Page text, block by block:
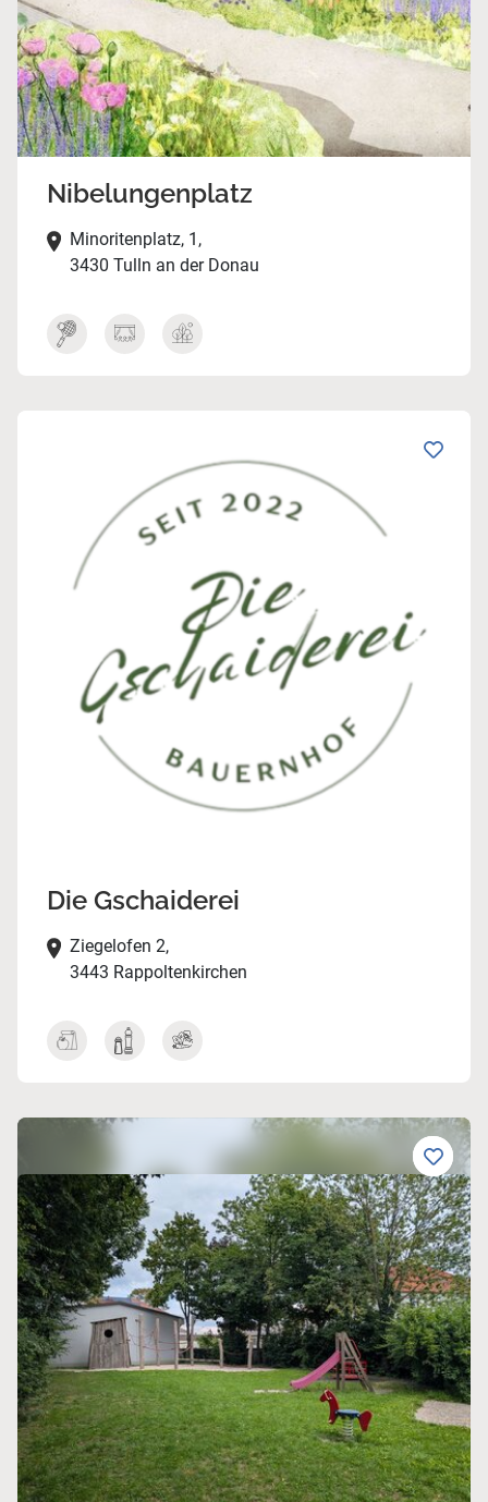
Nibelungenplatz
Minoritenplatz, 1,
3430 Tulln an der Donau
Die Gschaiderei
Ziegelofen 2,
3443 Rappoltenkirchen